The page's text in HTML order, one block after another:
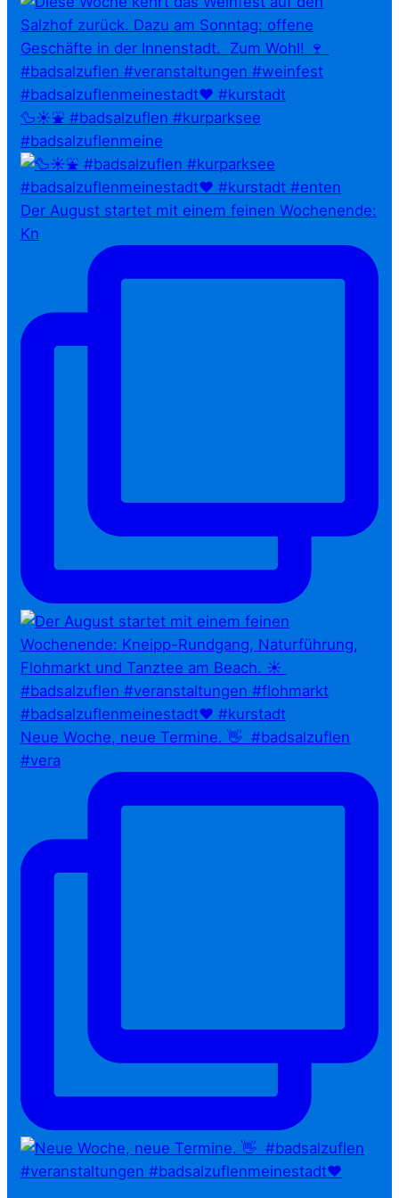
🦆☀️⛲ #badsalzuflen #kurparksee
#badsalzuflenmeine
Der August startet mit einem feinen Wochenende:
Kn
Neue Woche, neue Termine. 👋⁠ ⁠ #badsalzuflen
#vera